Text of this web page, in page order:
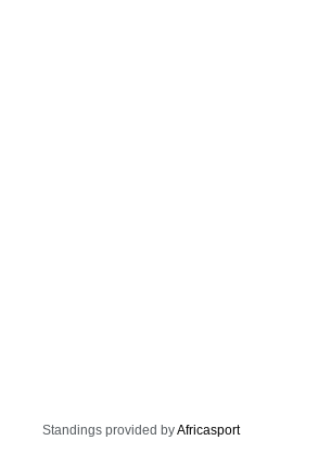
Standings provided byAfricasport